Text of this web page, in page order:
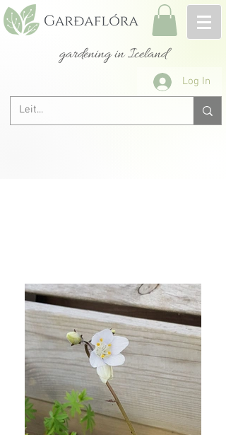
gardening in Iceland
Log In